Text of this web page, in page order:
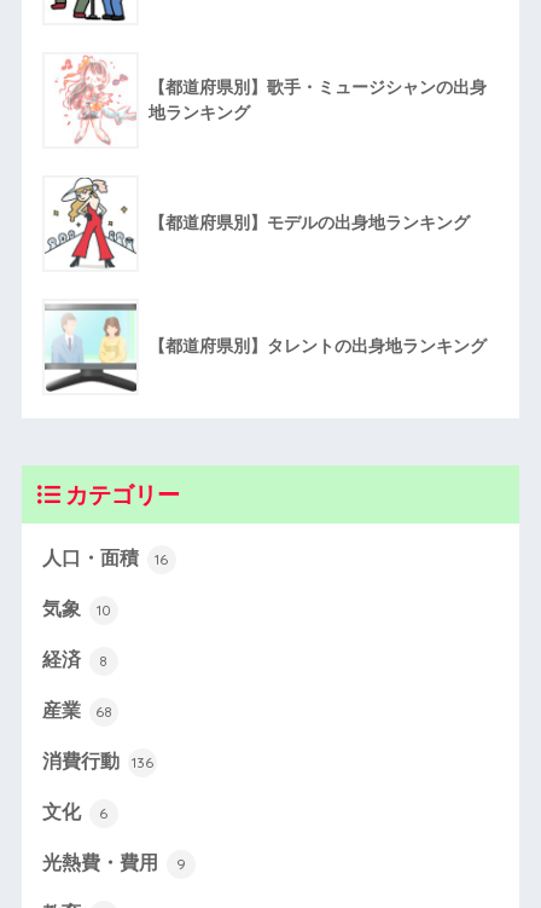
【都道府県別】歌手・ミュージシャンの出身
地ランキング
【都道府県別】モデルの出身地ランキング
【都道府県別】タレントの出身地ランキング
カテゴリー
人口・面積 16
気象 10
経済 8
産業 68
消費行動 136
文化 6
光熱費・費用 9